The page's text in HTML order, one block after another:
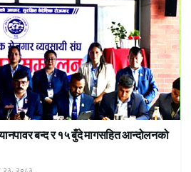
बन्द र १५ बुँदे मागसहित आन्दोलनको
२३, २०८३